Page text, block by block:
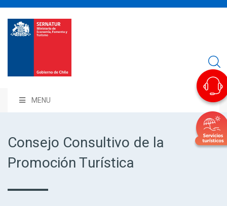
MENU
Consejo Consultivo de la
Promoción Turística